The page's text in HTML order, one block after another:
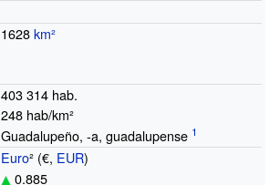
1628km²
403 314 hab.
248 hab/km²
Guadalupeño, -a, guadalupense
Euro² (€, EUR)
0.885